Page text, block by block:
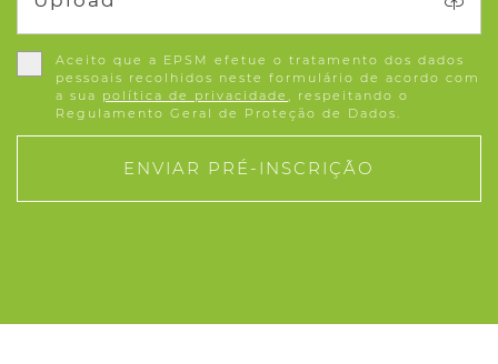
Aceito que a EPSM efetue o tratamento dos dados
pessoais recolhidos neste formulário de acordo com
a sua política de privacidade , respeitando o
Regulamento Geral de Proteção de Dados.
ENVIAR PRÉ-INSCRIÇÃO